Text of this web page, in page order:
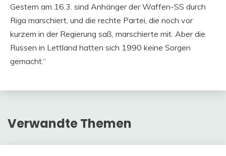
Gestern am 16.3. sind Anhänger der Waffen-SS durch
Riga marschiert, und die rechte Partei, die noch vor
kurzem in der Regierung saß, marschierte mit. Aber die
Russen in Lettland hatten sich 1990 keine Sorgen
gemacht.“
Verwandte Themen